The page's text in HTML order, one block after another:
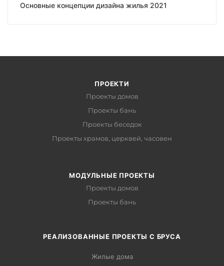
Основные концепции дизайна жилья 2021
ПРОЕКТИ
Проекты домов
Проекты бань
Проекты беседок
Проекты храмов, церквей, часовен
МОДУЛЬНЫЕ ПРОЕКТЫ
Проекты домов
Проекты бань
РЕАЛИЗОВАННЫЕ ПРОЕКТЫ С БРУСА
Жилые дома